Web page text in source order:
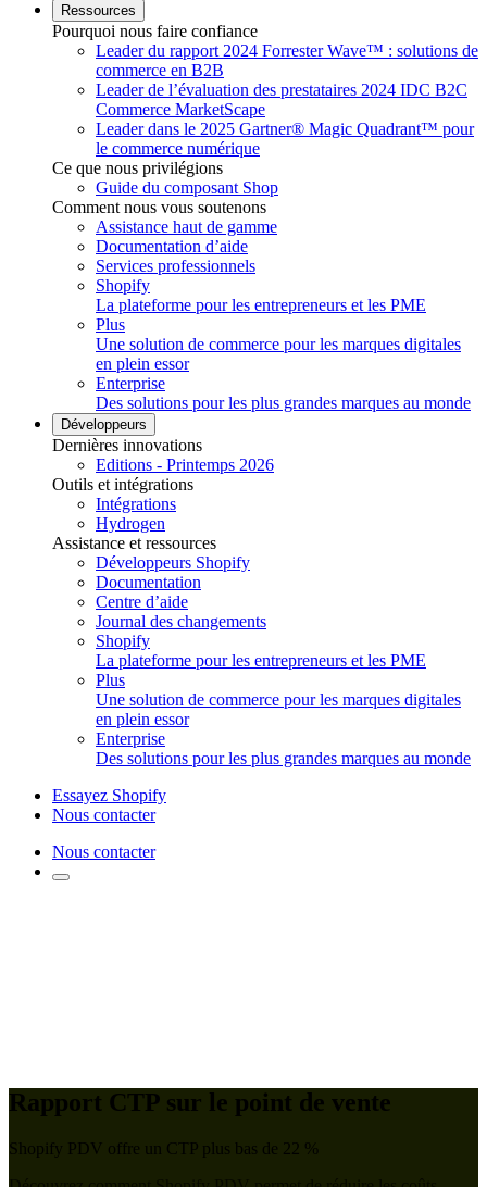
Ressources
Pourquoi nous faire confiance
Leader du rapport 2024 Forrester Wave™ : solutions de
commerce en B2B
Leader de l’évaluation des prestataires 2024 IDC B2C
Commerce MarketScape
Leader dans le 2025 Gartner® Magic Quadrant™ pour
le commerce numérique
Ce que nous privilégions
Guide du composant Shop
Comment nous vous soutenons
Assistance haut de gamme
Documentation d’aide
Services professionnels
Shopify
La plateforme pour les entrepreneurs et les PME
Plus
Une solution de commerce pour les marques digitales
en plein essor
Enterprise
Des solutions pour les plus grandes marques au monde
Développeurs
Dernières innovations
Editions - Printemps 2026
Outils et intégrations
Intégrations
Hydrogen
Assistance et ressources
Développeurs Shopify
Documentation
Centre d’aide
Journal des changements
Shopify
La plateforme pour les entrepreneurs et les PME
Plus
Une solution de commerce pour les marques digitales
en plein essor
Enterprise
Des solutions pour les plus grandes marques au monde
Essayez Shopify
Nous contacter
Nous contacter
Rapport CTP sur le point de vente
Shopify PDV offre un CTP plus bas de 22 %